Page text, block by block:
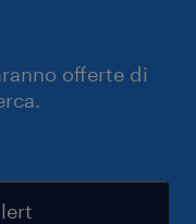
offerte di